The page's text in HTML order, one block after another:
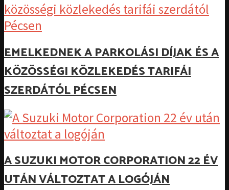
EMELKEDNEK A PARKOLÁSI DÍJAK ÉS A
KÖZÖSSÉGI KÖZLEKEDÉS TARIFÁI
SZERDÁTÓL PÉCSEN
A SUZUKI MOTOR CORPORATION 22 ÉV
UTÁN VÁLTOZTAT A LOGÓJÁN